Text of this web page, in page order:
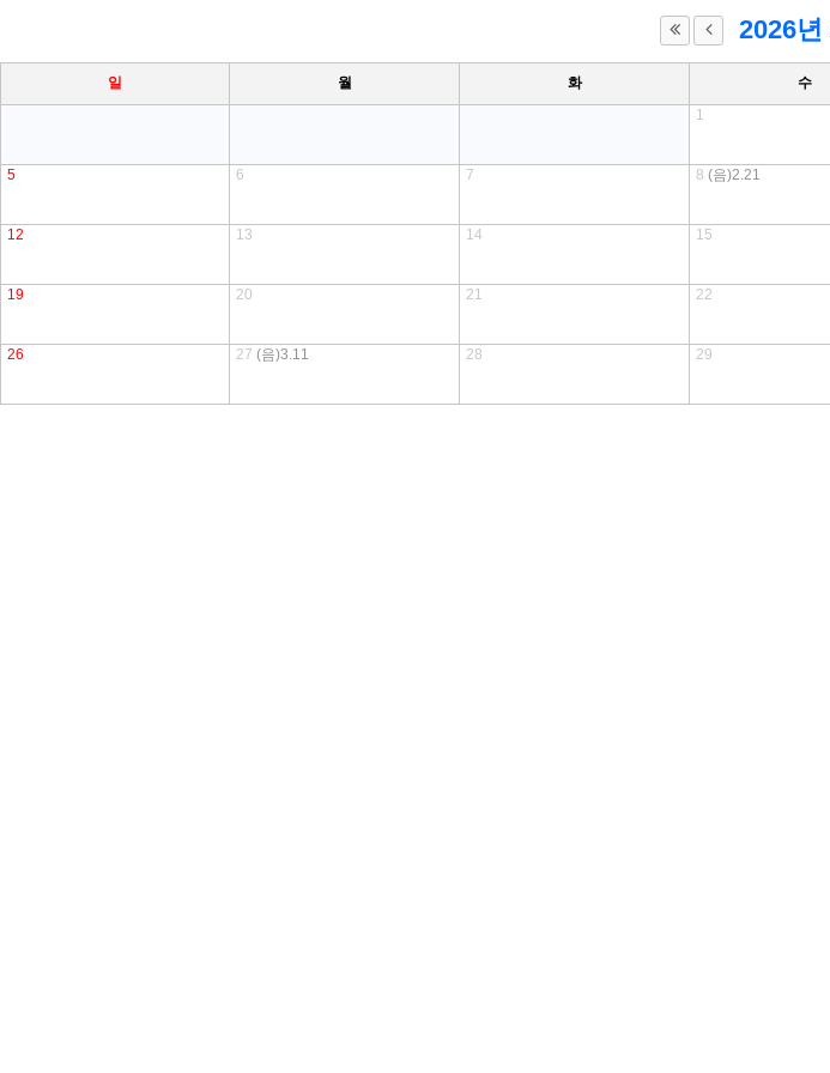
2026년
일 월 화 수
1
5 6 7 8 (음)2.21
12 13 14 15
19 20 21 22
26 27 (음)3.11 28 29